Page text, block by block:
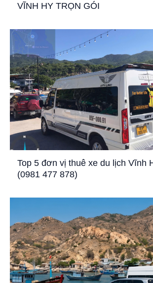
VĨNH HY TRỌN GÓI
Top 5 đơn vị thuê xe du lịch Vĩnh
(0981 477 878)